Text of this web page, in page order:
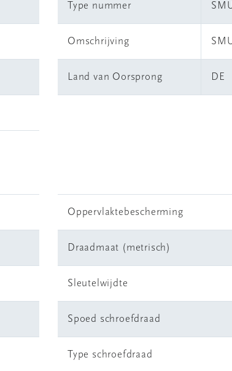
Type nummer
Omschrijving
Land van Oorsprong DE
Oppervlaktebescherming
Draadmaat (metrisch)
Sleutelwijdte
Spoed schroefdraad
Type schroefdraad